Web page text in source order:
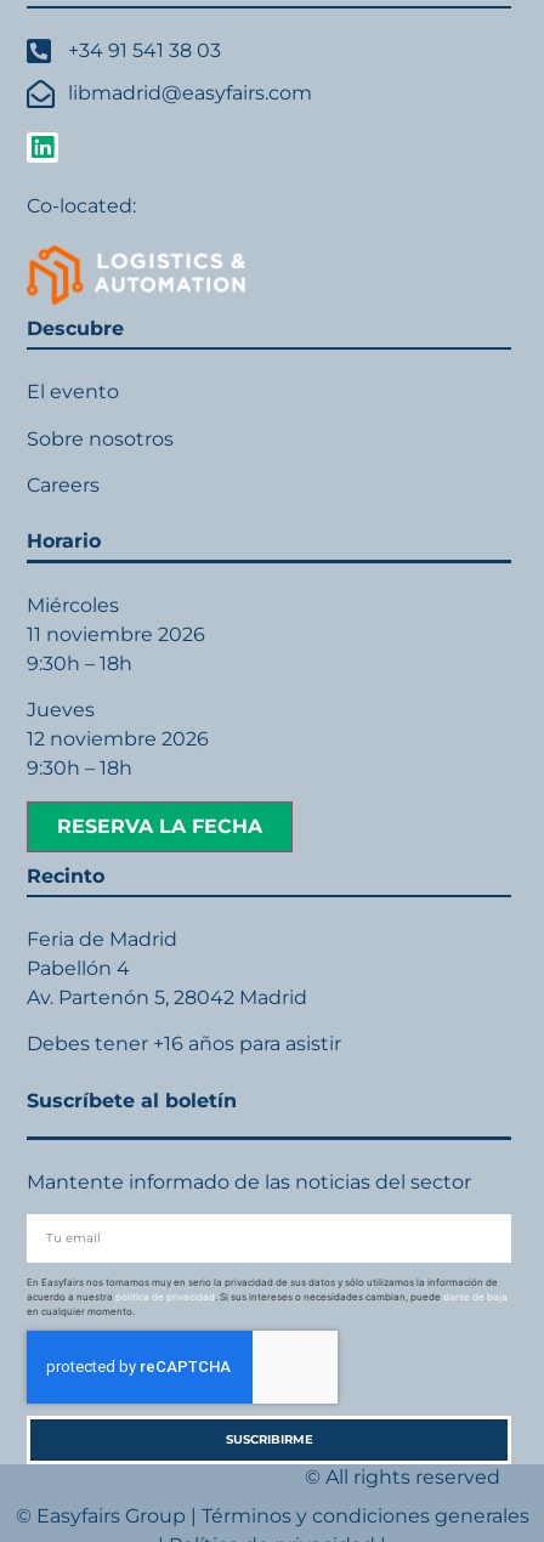
+34 91 541 38 03
libmadrid@easyfairs.com
Co-located:
Descubre
El evento
Sobre nosotros
Careers
Horario
Miércoles
11 noviembre 2026
9:30h – 18h
Jueves
12 noviembre 2026
9:30h – 18h
RESERVA LA FECHA
Recinto
Feria de Madrid
Pabellón 4
Av. Partenón 5, 28042 Madrid
Debes tener +16 años para asistir
Suscríbete al boletín
Mantente informado de las noticias del sector
En Easyfairs nos tomamos muy en serio la privacidad de sus datos y sólo utilizamos la información de
acuerdo a nuestrapolítica de privacidad. Si sus intereses o necesidades cambian, puededarse de baja
en cualquier momento.
SUSCRIBIRME
© All rights reserved
© Easyfairs Group | Términos y condiciones generales